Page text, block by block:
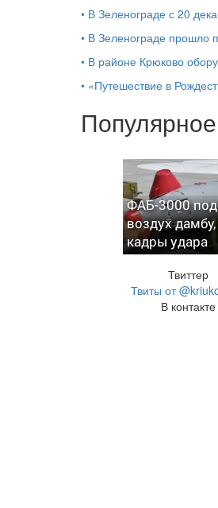
• В Зеленограде с 20
• В Зеленограде прошло
• В районе Крюково
• «Путешествие в
ФАБ-3000
воздух
кадры удара
Твиттер
Твиты от
В контакте